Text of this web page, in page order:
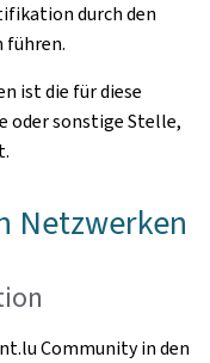
durch den
führen.
ist die für diese
oder sonstige Stelle,
Netzwerken
Community in den